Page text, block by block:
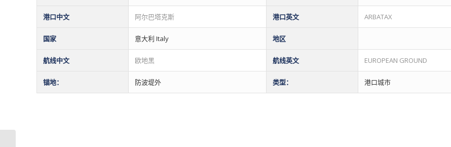
港口中文 阿尔巴塔克斯 港口英文 ARBATAX
国家 意大利 Italy 地区
航线中文 欧地黑 航线英文 EUROPEAN GROUND
锚地： 防波堤外 类型： 港口城市